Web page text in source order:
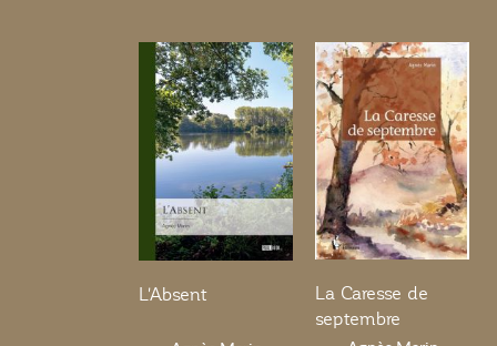
L'Absent
La Caresse de
septembre